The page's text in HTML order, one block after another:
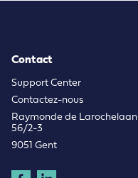
Contact
Support Center
Contactez-nous
Raymonde de Larochelaan
56/2-3
9051 Gent